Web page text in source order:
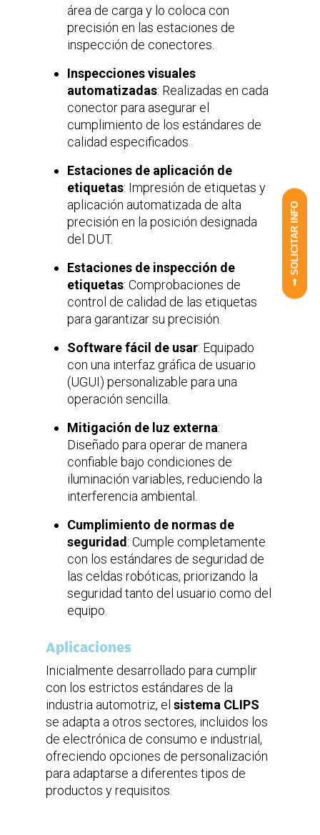
área de carga y lo coloca con
precisión en las estaciones de
inspección de conectores.
Inspecciones visuales
automatizadas: Realizadas en cada
conector para asegurar el
cumplimiento de los estándares de
calidad especificados.
Estaciones de aplicación de
etiquetas: Impresión de etiquetas y
aplicación automatizada de alta
precisión en la posición designada
del DUT.
Estaciones de inspección de
etiquetas: Comprobaciones de
control de calidad de las etiquetas
para garantizar su precisión.
Software fácil de usar: Equipado
con una interfaz gráfica de usuario
(UGUI) personalizable para una
operación sencilla.
Mitigación de luz externa:
Diseñado para operar de manera
confiable bajo condiciones de
iluminación variables, reduciendo la
interferencia ambiental.
Cumplimiento de normas de
seguridad: Cumple completamente
con los estándares de seguridad de
las celdas robóticas, priorizando la
seguridad tanto del usuario como del
equipo.
Aplicaciones
Inicialmente desarrollado para cumplir
con los estrictos estándares de la
industria automotriz, el sistema CLIPS
se adapta a otros sectores, incluidos los
de electrónica de consumo e industrial,
ofreciendo opciones de personalización
para adaptarse a diferentes tipos de
productos y requisitos.
➟ SOLICITAR INFO